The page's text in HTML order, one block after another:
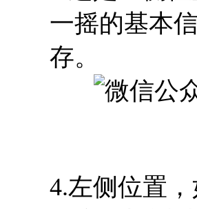
一摇的基本
存。
4.左侧位置